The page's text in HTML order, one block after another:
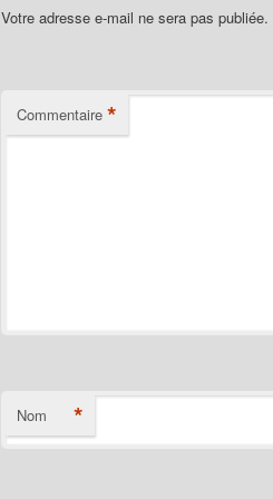
Votre adresse e-mail ne sera pas publiée.
Commentaire *
Nom *